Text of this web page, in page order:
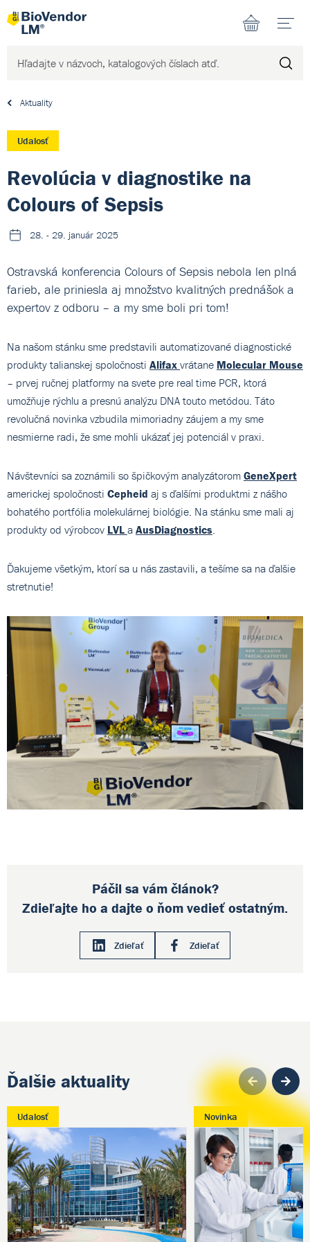
Aktuality
Udalosť
Revolúcia v diagnostike na
Colours of Sepsis
28. - 29. január 2025
Ostravská konferencia Colours of Sepsis nebola len plná
farieb, ale priniesla aj množstvo kvalitných prednášok a
expertov z odboru – a my sme boli pri tom!
Na našom stánku sme predstavili automatizované diagnostické
produkty talianskej spoločnosti Alifax vrátane Molecular Mouse
– prvej ručnej platformy na svete pre real time PCR, ktorá
umožňuje rýchlu a presnú analýzu DNA touto metódou. Táto
revolučná novinka vzbudila mimoriadny záujem a my sme
nesmierne radi, že sme mohli ukázať jej potenciál v praxi.
Návštevníci sa zoznámili so špičkovým analyzátorom GeneXpert
americkej spoločnosti Cepheid aj s ďalšími produktmi z nášho
bohatého portfólia molekulárnej biológie. Na stánku sme mali aj
produkty od výrobcov LVL a AusDiagnostics.
Ďakujeme všetkým, ktorí sa u nás zastavili, a tešíme sa na ďalšie
stretnutie!
Páčil sa vám článok?
Zdieľajte ho a dajte o ňom vedieť ostatným.
Zdieľať Zdieľať
Ďalšie aktuality
Udalosť Novinka